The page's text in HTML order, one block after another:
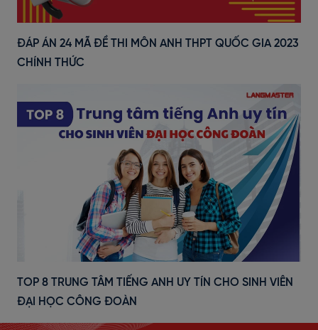
ĐÁP ÁN 24 MÃ ĐỀ THI MÔN ANH THPT QUỐC GIA 2023
CHÍNH THỨC
TOP 8 TRUNG TÂM TIẾNG ANH UY TÍN CHO SINH VIÊN
ĐẠI HỌC CÔNG ĐOÀN